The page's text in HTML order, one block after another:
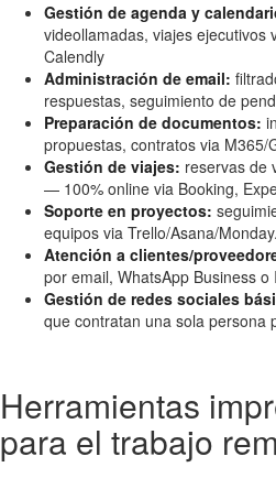
Gestión de agenda y
videollamadas, viajes ejecutivos
Calendly
Administración de email:
respuestas, seguimiento de
Preparación de documentos:
propuestas, contratos via M365/
Gestión de viajes: reservas de
— 100% online via Booking,
Soporte en proyectos:
equipos via Trello/Asana/
Atención a clientes/
por email, WhatsApp Business o
Gestión de redes sociales
que contratan una sola persona
Herramientas
para el trabajo